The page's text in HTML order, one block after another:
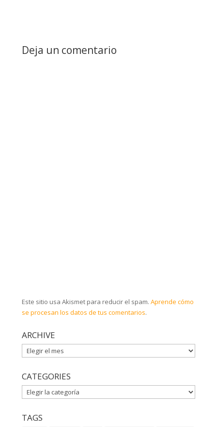
Deja un comentario
Este sitio usa Akismet para reducir el spam. Aprende cómo
se procesan los datos de tus comentarios.
ARCHIVE
ARCHIVE
CATEGORIES
CATEGORIES
TAGS